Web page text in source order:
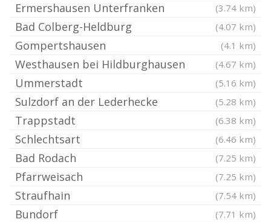
Ermershausen Unterfranken (3.74 km)
Bad Colberg-Heldburg (4.07 km)
Gompertshausen (4.1 km)
Westhausen bei Hildburghausen (4.67 km)
Ummerstadt (5.16 km)
Sulzdorf an der Lederhecke (5.28 km)
Trappstadt (6.38 km)
Schlechtsart (6.46 km)
Bad Rodach (7.25 km)
Pfarrweisach (7.25 km)
Straufhain (7.54 km)
Bundorf (7.71 km)